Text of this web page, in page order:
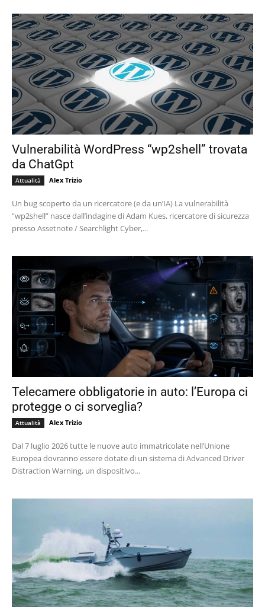
Vulnerabilità WordPress “wp2shell” trovata
da ChatGpt
Attualità Alex Trizio
Un bug scoperto da un ricercatore (e da un’IA) La vulnerabilità
“wp2shell” nasce dall’indagine di Adam Kues, ricercatore di sicurezza
presso Assetnote / Searchlight Cyber,...
Telecamere obbligatorie in auto: l’Europa ci
protegge o ci sorveglia?
Attualità Alex Trizio
Dal 7 luglio 2026 tutte le nuove auto immatricolate nell’Unione
Europea dovranno essere dotate di un sistema di Advanced Driver
Distraction Warning, un dispositivo...